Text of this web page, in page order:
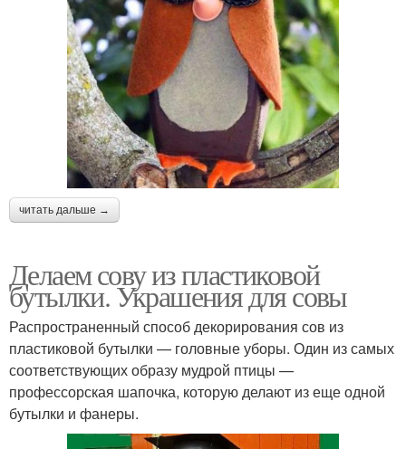
читать дальше →
Делаем сову из пластиковой
бутылки. Украшения для совы
Распространенный способ декорирования сов из
пластиковой бутылки — головные уборы. Один из самых
соответствующих образу мудрой птицы —
профессорская шапочка, которую делают из еще одной
бутылки и фанеры.